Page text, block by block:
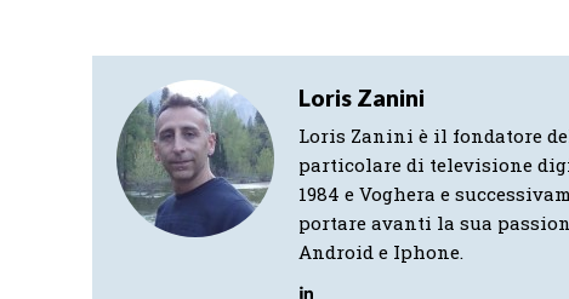
Loris Zanini
Loris Zanini è il fondatore
particolare di televisione
1984 e Voghera e
portare avanti la sua
Android e Iphone.